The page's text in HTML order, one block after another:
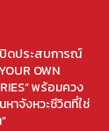
ปิดประสบการณ์
OWN
พร้อมควง
าจังหวะชีวิตที่ใช่